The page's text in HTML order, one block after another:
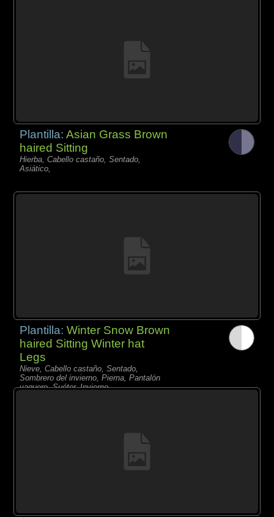
Plantilla:Asian Grass Brown
haired Sitting
Hierba, Cabello castaño, Sentado,
Asiático,
Plantilla:Winter Snow Brown
haired Sitting Winter hat
Legs
Nieve, Cabello castaño, Sentado,
Sombrero del invierno, Pierna, Pantalón
vaquero, Suéter, Invierno,